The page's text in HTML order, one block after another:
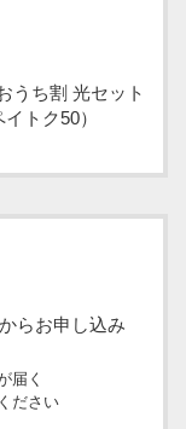
うち割 光セット
トク50）
らお申し込み
届く
ださい